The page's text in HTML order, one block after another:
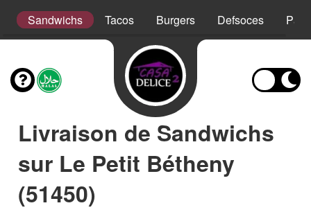
Sandwichs Tacos Burgers Defsoces
Livraison de Sandwichs
sur Le Petit Bétheny
(51450)